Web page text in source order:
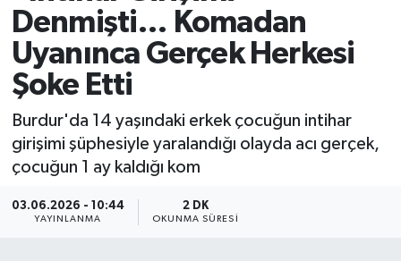
Denmişti… Komadan
Uyanınca Gerçek Herkesi
Şoke Etti
Burdur'da 14 yaşındaki erkek çocuğun intihar
girişimi şüphesiyle yaralandığı olayda acı gerçek,
çocuğun 1 ay kaldığı kom
03.06.2026 - 10:44
YAYINLANMA
2 DK
OKUNMA SÜRESI
ASAYİŞ
BİLİM VE TEKNOLOJİ
EĞİTİM
GENEL
Süper Lig Puan Durumu ve Fikstür
Tüm Manşetler
Son Dakika Haberleri
Haber Arşivi